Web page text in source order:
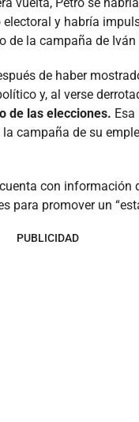
vuelta, Petro se
electoral y habría
de la campaña de Iván
de haber
y, al verse
de las elecciones.
campaña de su
con información
para promover un
PUBLICIDAD